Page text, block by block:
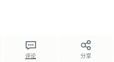
评论 分享